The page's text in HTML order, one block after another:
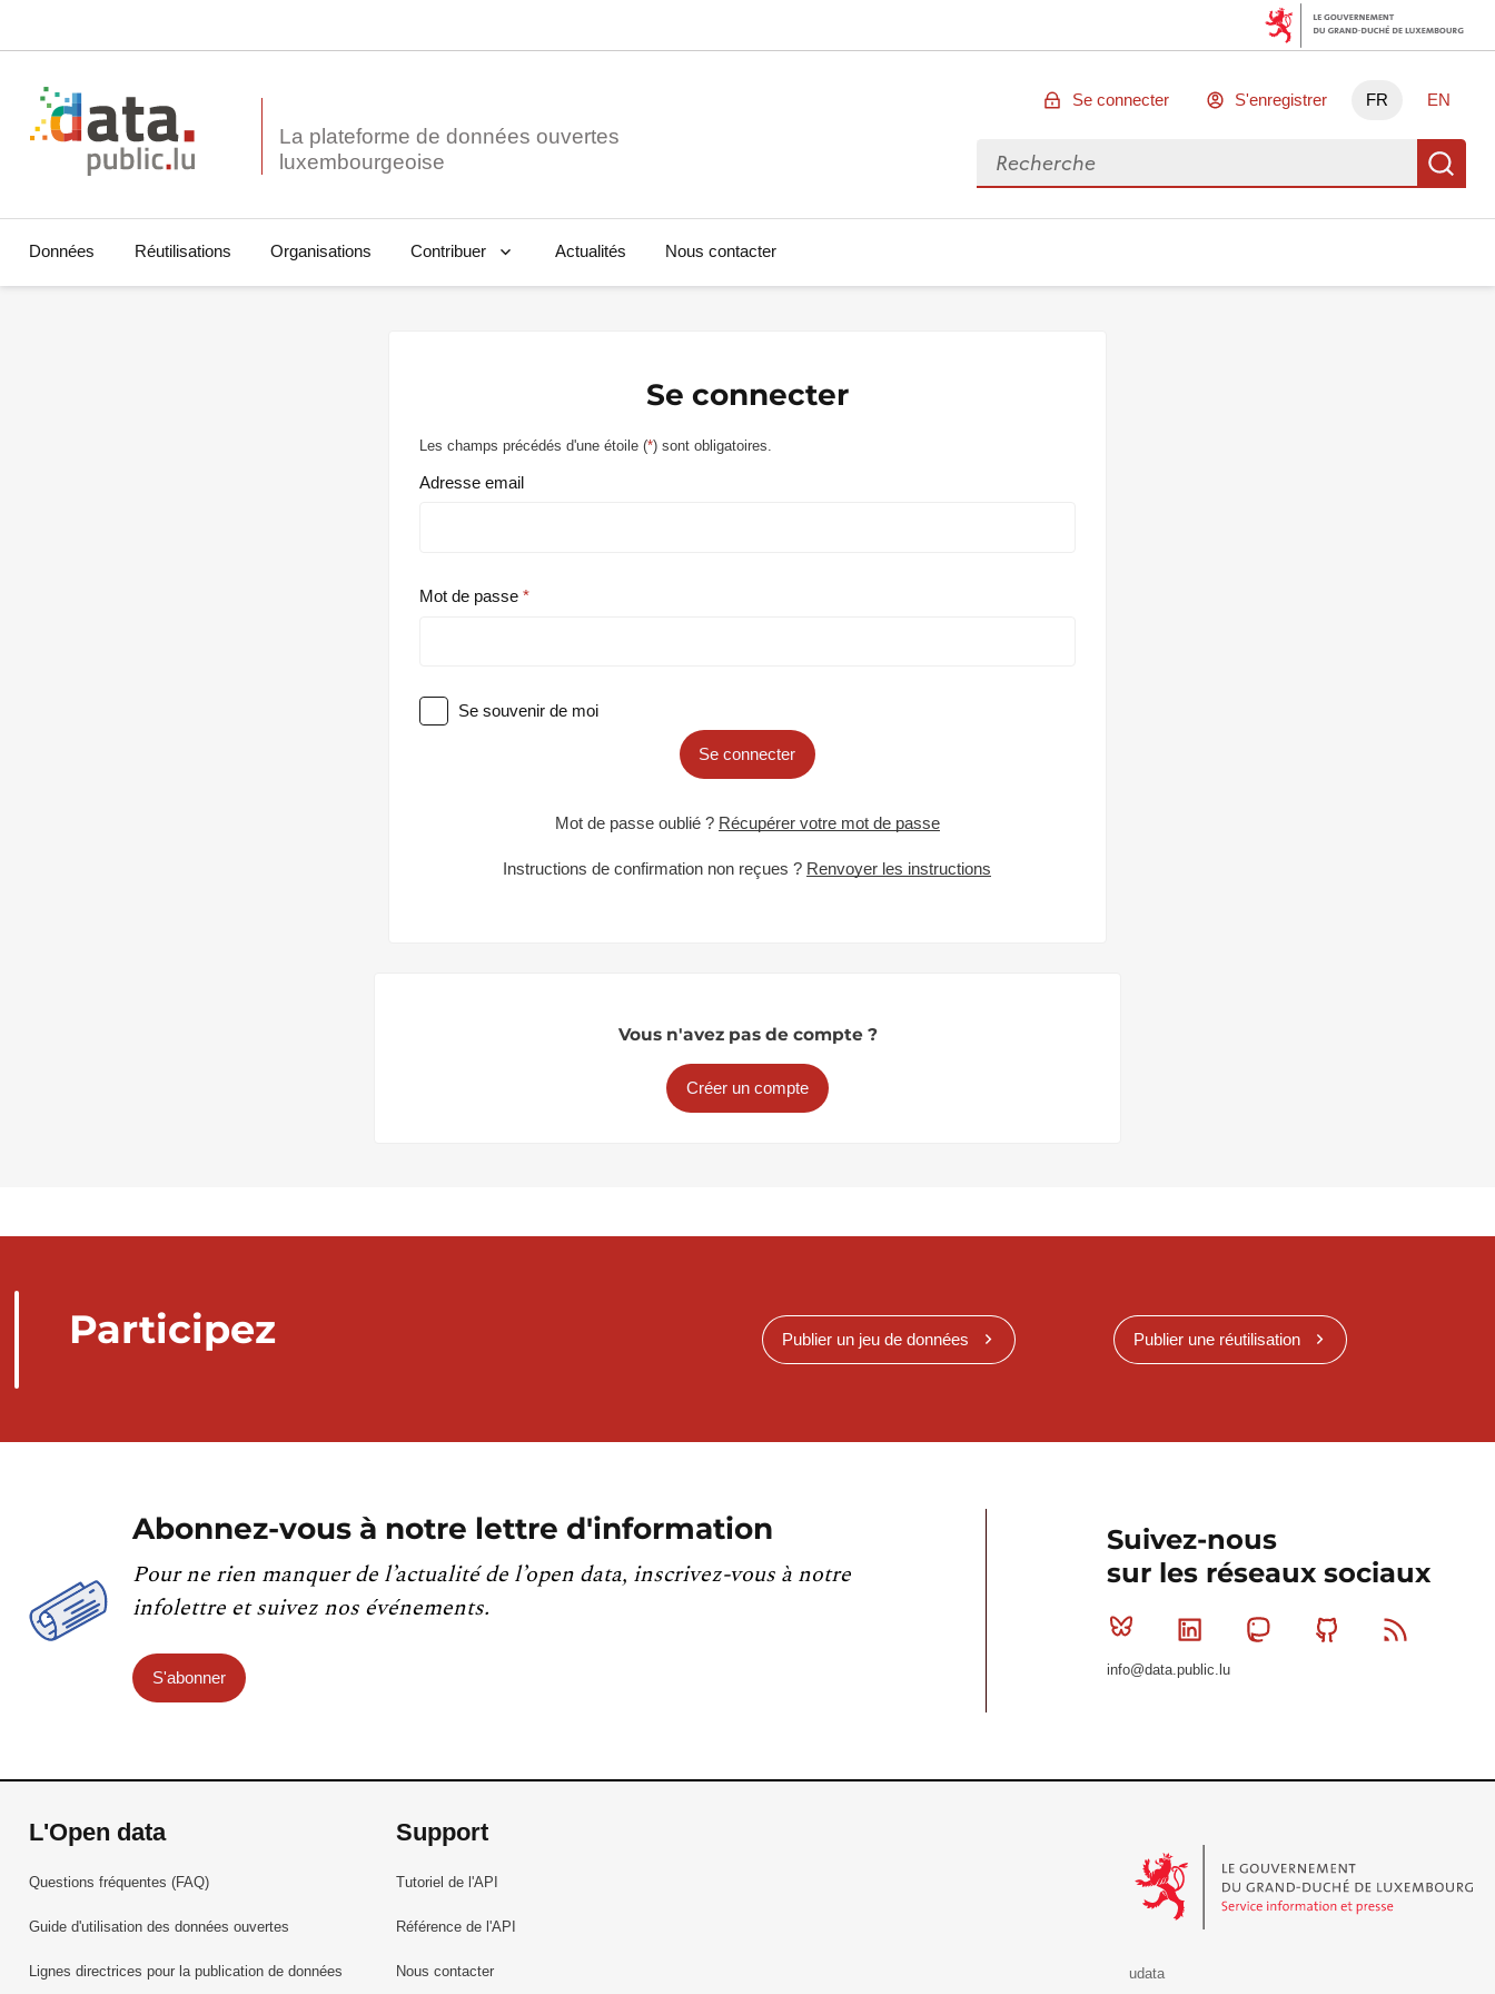
La plateforme de données ouvertes
Se connecter S'enregistrer FR EN
Rechercher des données
Données Réutilisations Organisations Contribuer Actualités Nous contacter
Se connecter
Les champs précédés d'une étoile (*) sont obligatoires.
Adresse email
Mot de passe
Se souvenir de moi
Se connecter
Mot de passe oublié ? Récupérer votre mot de passe
Instructions de confirmation non reçues ? Renvoyer les instructions
Vous n'avez pas de compte ?
Créer un compte
Participez Publier un jeu de données Publier une réutilisation
Abonnez-vous à notre lettre d'information
Pour ne rien manquer de l’actualité de l’open data, inscrivez-vous à notre
infolettre et suivez nos événements.
S'abonner
Suivez-nous
sur les réseaux sociaux
Bluesky Linkedin MastodonGithub
info@data.public.lu
L'Open data
Questions fréquentes (FAQ)
Guide d'utilisation des données ouvertes
Lignes directrices pour la publication de données
Support
Tutoriel de l'API
Référence de l'API
Nous contacter
udata